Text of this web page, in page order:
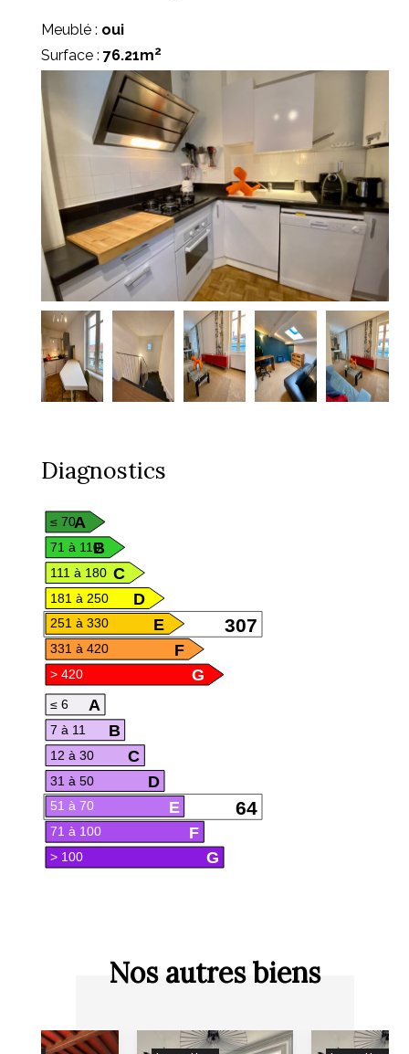
Meublé : oui
Surface : 76.21m2
Diagnostics
A
≤ 70
B
71 à 110
C
111 à 180
D
181 à 250
307
E
251 à 330
F
331 à 420
G
> 420
A
≤ 6
B
7 à 11
C
12 à 30
D
31 à 50
64
E
51 à 70
F
71 à 100
G
> 100
Nos autres biens